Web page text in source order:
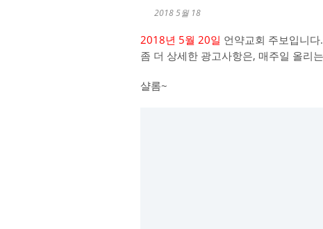
2018 5월 18
2018년 5월 20일 언약교회 주보입니다.
좀 더 상세한 광고사항은, 매주일 올리
샬롬~